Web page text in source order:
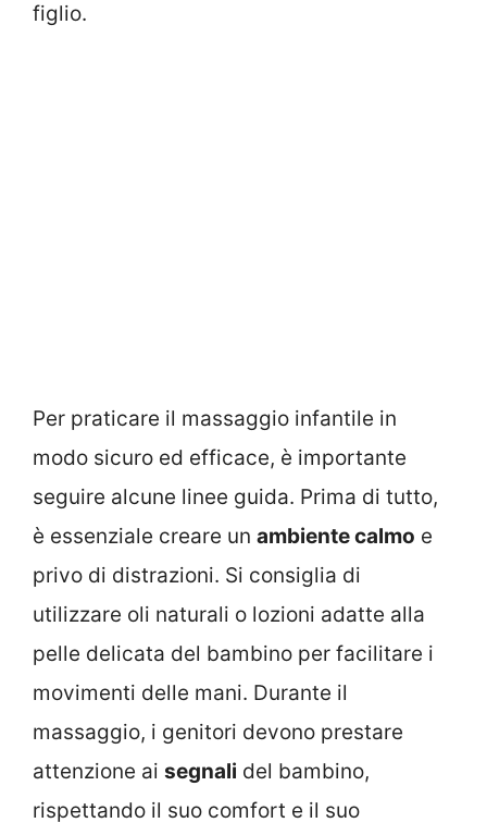
figlio.
Per praticare il massaggio infantile in
modo sicuro ed efficace, è importante
seguire alcune linee guida. Prima di tutto,
è essenziale creare un ambiente calmo e
privo di distrazioni. Si consiglia di
utilizzare oli naturali o lozioni adatte alla
pelle delicata del bambino per facilitare i
movimenti delle mani. Durante il
massaggio, i genitori devono prestare
attenzione ai segnali del bambino,
rispettando il suo comfort e il suo